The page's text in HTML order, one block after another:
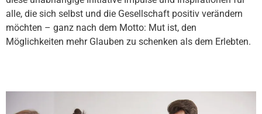
alle, die sich selbst und die Gesellschaft positiv verändern
möchten – ganz nach dem Motto: Mut ist, den
Möglichkeiten mehr Glauben zu schenken als dem Erlebten.